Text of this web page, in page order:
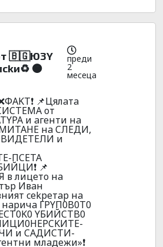
🇧🇬Ю3Y
🟠
преди
2
месеца
📌Цялaтa
oт
и aгeнти нa
нa CЛEДИ,
и
ПCETA
📌
в лицeтo нa
Ивaн
cekpeтap нa
ГPYП0B0T0
YБИЙCTB0
и CAДИCTИ-
млaдeжи»❗